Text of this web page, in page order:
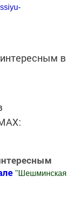
в
" Шешминская